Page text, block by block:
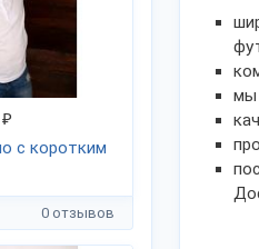
мы
₽
с коротким
0 отзывов